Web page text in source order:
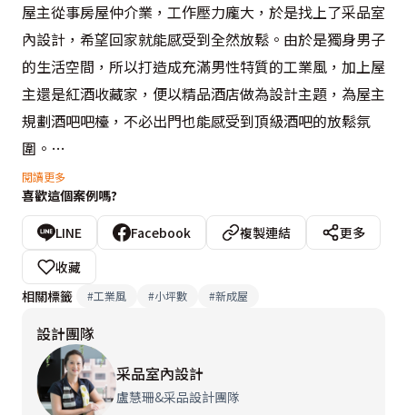
屋主從事房屋仲介業，工作壓力龐大，於是找上了采品室
內設計，希望回家就能感受到全然放鬆。由於是獨身男子
的生活空間，所以打造成充滿男性特質的工業風，加上屋
主還是紅酒收藏家，便以精品酒店做為設計主題，為屋主
規劃酒吧吧檯，不必出門也能感受到頂級酒吧的放鬆氛
圍。
空間內工業風經典元素無一缺席，施作文化石牆堆砌出原
始粗獷感，帶來濃淡之分的漸層色彩。必然需要的個性化
鐵件，像是鮮黃色貨櫃門，創造出強烈視覺效果，替無色
彩空間增加變化性。最特別的是，角落兩座木質書籍展示
避免空間過於冰冷制式，除了搭佐木元素增添溫潤感，還
搭配深藍色家具軟件，讓人置身於藍調慵懶的氛圍當中。
閱讀更多
喜歡這個案例嗎?
LINE Facebook 複製連結
更多
收藏
相關標籤
#工業風 #小坪數 #新成屋
設計團隊
采品室內設計
盧慧珊&采品設計團隊